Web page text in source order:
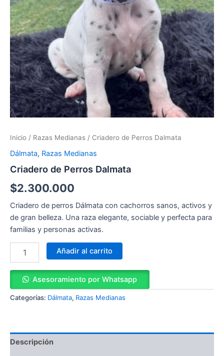
Inicio / Razas Medianas / Criadero de Perros Dalmata
Dálmata, Razas Medianas
Criadero de Perros Dalmata
$2.300.000
Criadero de perros Dálmata con cachorros sanos, activos y
de gran belleza. Una raza elegante, sociable y perfecta para
familias y personas activas.
Añadir al carrito
Asesoramiento por Whatsapp
Categorías: Dálmata, Razas Medianas
Descripción